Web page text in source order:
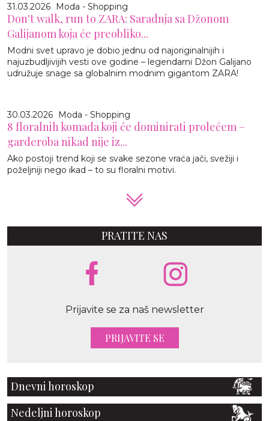
31.03.2026 Moda - Shopping
Don't walk, run to ZARA: Saradnja sa Džonom
Galijanom koja će preobliko...
Modni svet upravo je dobio jednu od najoriginalnijih i
najuzbudljivijih vesti ove godine – legendarni Džon Galijano
udružuje snage sa globalnim modnim gigantom ZARA!
30.03.2026 Moda - Shopping
8 floralnih komada koji će dominirati prolećem –
garderoba nikad nije iz...
Ako postoji trend koji se svake sezone vraća jači, svežiji i
poželjniji nego ikad – to su floralni motivi.
PRATITE NAS
Prijavite se za naš newsletter
PRIJAVITE SE
Dnevni horoskop
Nedeljni horoskop